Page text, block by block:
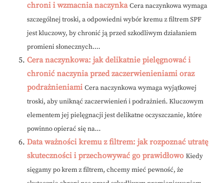
chroni i wzmacnia naczynka Cera naczynkowa wymaga
szczególnej troski, a odpowiedni wybór kremu z filtrem SPF
jest kluczowy, by chronić ją przed szkodliwym działaniem
promieni słonecznych....
Cera naczynkowa: jak delikatnie pielęgnować i
chronić naczynia przed zaczerwienieniami oraz
podrażnieniami Cera naczynkowa wymaga wyjątkowej
troski, aby uniknąć zaczerwienień i podrażnień. Kluczowym
elementem jej pielęgnacji jest delikatne oczyszczanie, które
powinno opierać się na...
Data ważności kremu z filtrem: jak rozpoznać utratę
skuteczności i przechowywać go prawidłowo Kiedy
sięgamy po krem z filtrem, chcemy mieć pewność, że